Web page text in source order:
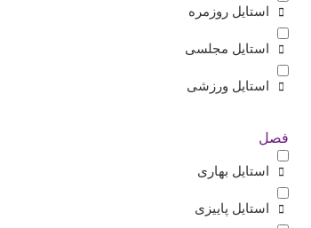
استایل روزمره
استایل مجلسی
استایل ورزشی
فصل
استایل بهاری
استایل پاییزی